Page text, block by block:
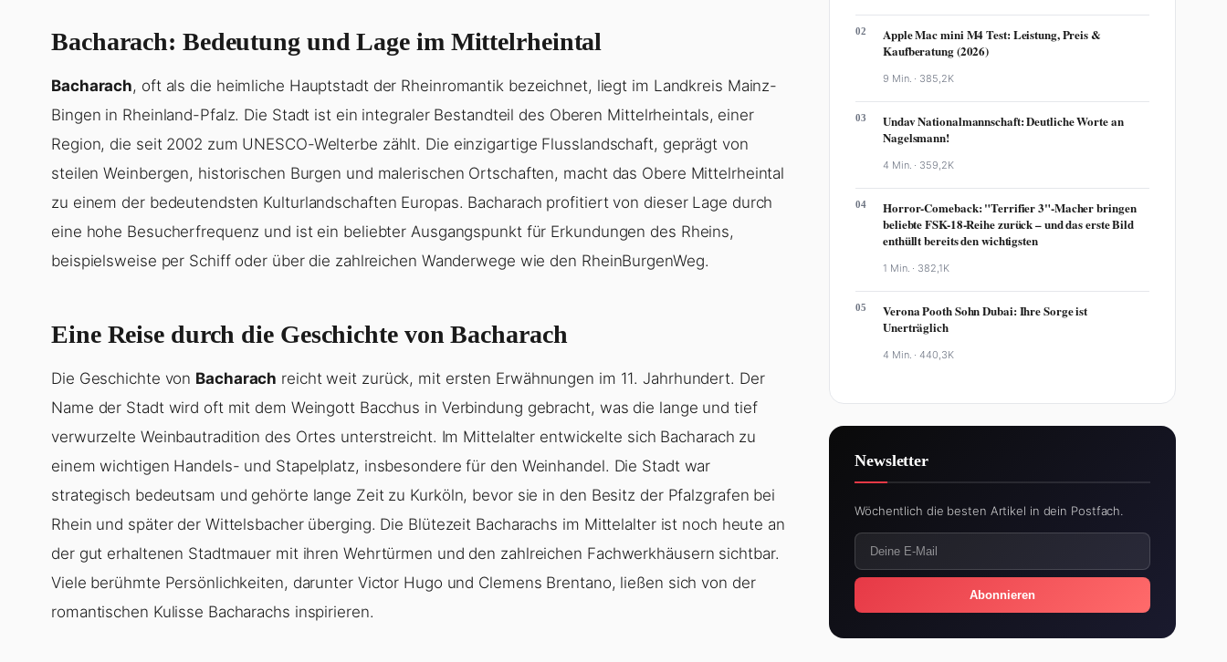
Bacharach: Bedeutung und Lage im Mittelrheintal
Bacharach, oft als die heimliche Hauptstadt der Rheinromantik bezeichnet, liegt im Landkreis Mainz-
Bingen in Rheinland-Pfalz. Die Stadt ist ein integraler Bestandteil des Oberen Mittelrheintals, einer
Region, die seit 2002 zum UNESCO-Welterbe zählt. Die einzigartige Flusslandschaft, geprägt von
steilen Weinbergen, historischen Burgen und malerischen Ortschaften, macht das Obere Mittelrheintal
zu einem der bedeutendsten Kulturlandschaften Europas. Bacharach profitiert von dieser Lage durch
eine hohe Besucherfrequenz und ist ein beliebter Ausgangspunkt für Erkundungen des Rheins,
beispielsweise per Schiff oder über die zahlreichen Wanderwege wie den RheinBurgenWeg.
Eine Reise durch die Geschichte von Bacharach
Die Geschichte von Bacharach reicht weit zurück, mit ersten Erwähnungen im 11. Jahrhundert. Der
Name der Stadt wird oft mit dem Weingott Bacchus in Verbindung gebracht, was die lange und tief
verwurzelte Weinbautradition des Ortes unterstreicht. Im Mittelalter entwickelte sich Bacharach zu
einem wichtigen Handels- und Stapelplatz, insbesondere für den Weinhandel. Die Stadt war
strategisch bedeutsam und gehörte lange Zeit zu Kurköln, bevor sie in den Besitz der Pfalzgrafen bei
Rhein und später der Wittelsbacher überging. Die Blütezeit Bacharachs im Mittelalter ist noch heute an
der gut erhaltenen Stadtmauer mit ihren Wehrtürmen und den zahlreichen Fachwerkhäusern sichtbar.
Viele berühmte Persönlichkeiten, darunter Victor Hugo und Clemens Brentano, ließen sich von der
romantischen Kulisse Bacharachs inspirieren.
02
Apple Mac mini M4 Test: Leistung, Preis &
Kaufberatung (2026)
9 Min. · 385,2K
03
Undav Nationalmannschaft: Deutliche Worte an
Nagelsmann!
4 Min. · 359,2K
04
Horror-Comeback: "Terrifier 3"-Macher bringen
beliebte FSK-18-Reihe zurück – und das erste Bild
enthüllt bereits den wichtigsten
1 Min. · 382,1K
05
Verona Pooth Sohn Dubai: Ihre Sorge ist
Unerträglich
4 Min. ·440,3K
Newsletter
Wöchentlich die besten Artikel in dein Postfach.
Abonnieren